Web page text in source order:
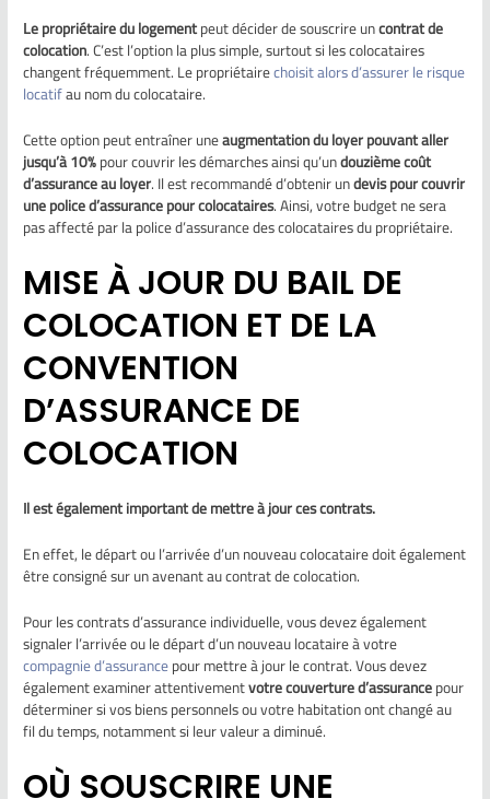
Le propriétaire du logementpeut décider de souscrire uncontrat de
colocation. C’est l’option la plus simple, surtout si les colocataires
changent fréquemment. Le propriétairechoisit alors d’assurer le risque
locatifau nom du colocataire.
Cette option peut entraîner uneaugmentation du loyer pouvant aller
jusqu’à 10%pour couvrir les démarches ainsi qu’undouzième coût
d’assurance au loyer. Il est recommandé d’obtenir undevis pour couvrir
une police d’assurance pour colocataires. Ainsi, votre budget ne sera
pas affecté par la police d’assurance des colocataires du propriétaire.
MISE À JOUR DU BAIL DE
COLOCATION ET DE LA
CONVENTION
D’ASSURANCE DE
COLOCATION
Il est également important de mettre à jour ces contrats.
En effet, le départ ou l’arrivée d’un nouveau colocataire doit également
être consigné sur un avenant au contrat de colocation.
Pour les contrats d’assurance individuelle, vous devez également
signaler l’arrivée ou le départ d’un nouveau locataire à votre
compagnie d’assurancepour mettre à jour le contrat. Vous devez
également examiner attentivementvotre couverture d’assurancepour
déterminer si vos biens personnels ou votre habitation ont changé au
fil du temps, notamment si leur valeur a diminué.
OÙ SOUSCRIRE UNE